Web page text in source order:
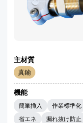
主材質
真鍮
機能
簡単挿入
作業標準化
省エネ
漏れ抜け防止